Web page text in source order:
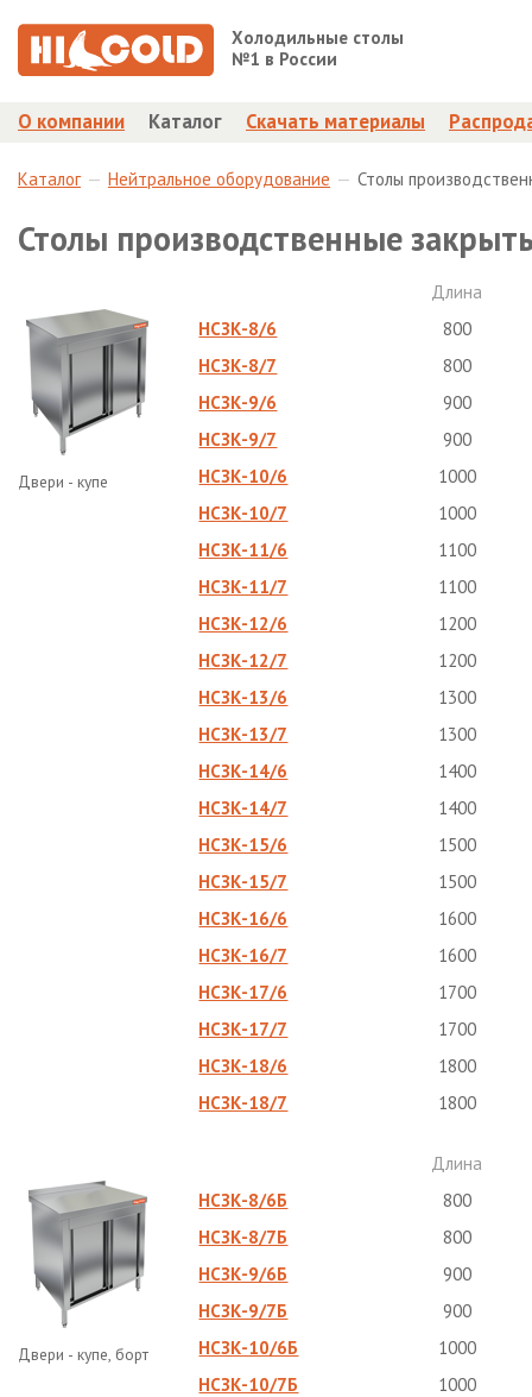
Холодильные столы
№1 в России
О компании Каталог Скачать материалы
Каталог Нейтральное оборудование Столы
Столы производственные
Двери - купе
Длина
НСЗК-8/6
800
НСЗК-8/7
800
НСЗК-9/6
900
НСЗК-9/7
900
НСЗК-10/6
1000
НСЗК-10/7
1000
НСЗК-11/6
1100
НСЗК-11/7
1100
НСЗК-12/6
1200
НСЗК-12/7
1200
НСЗК-13/6
1300
НСЗК-13/7
1300
НСЗК-14/6
1400
НСЗК-14/7
1400
НСЗК-15/6
1500
НСЗК-15/7
1500
НСЗК-16/6
1600
НСЗК-16/7
1600
НСЗК-17/6
1700
НСЗК-17/7
1700
НСЗК-18/6
1800
НСЗК-18/7
1800
Двери - купе, борт
Длина
НСЗК-8/6Б
800
НСЗК-8/7Б
800
НСЗК-9/6Б
900
НСЗК-9/7Б
900
НСЗК-10/6Б
1000
НСЗК-10/7Б
1000